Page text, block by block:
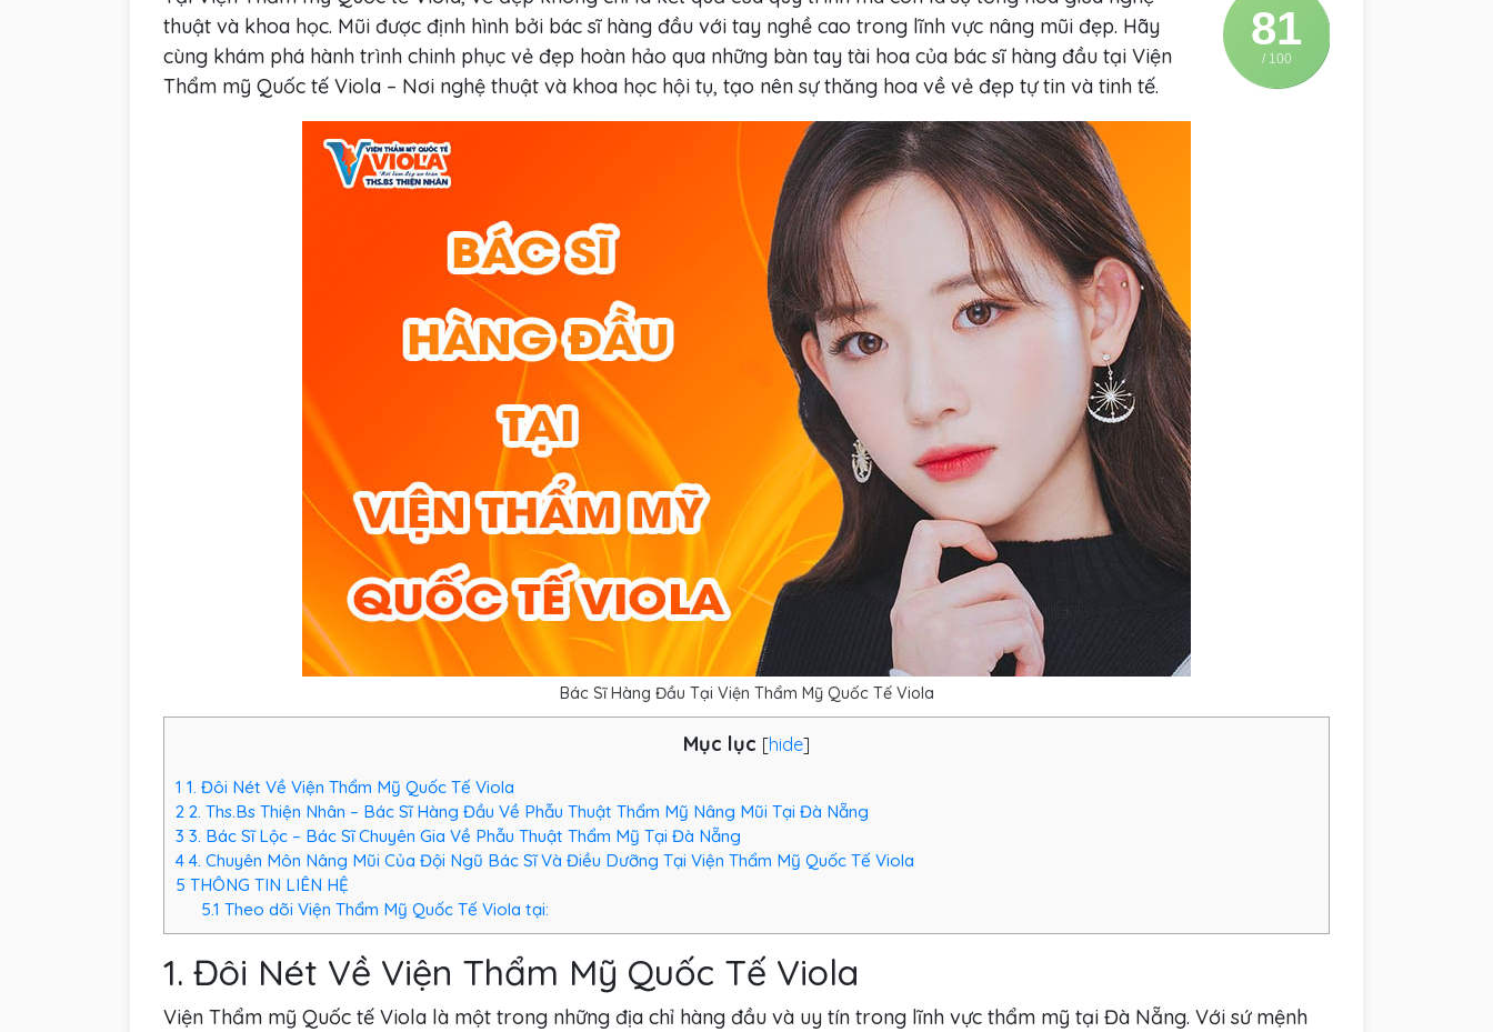
81
/ 100
thuật và khoa học. Mũi được định hình bởi bác sĩ hàng đầu với tay nghề cao trong lĩnh vực nâng mũi đẹp. Hãy
cùng khám phá hành trình chinh phục vẻ đẹp hoàn hảo qua những bàn tay tài hoa của bác sĩ hàng đầu tại Viện
Thẩm mỹ Quốc tế Viola – Nơi nghệ thuật và khoa học hội tụ, tạo nên sự thăng hoa về vẻ đẹp tự tin và tinh tế.
Bác Sĩ Hàng Đầu Tại Viện Thẩm Mỹ Quốc Tế Viola
Mục lục [hide]
1 1. Đôi Nét Về Viện Thẩm Mỹ Quốc Tế Viola
2 2. Ths.Bs Thiện Nhân – Bác Sĩ Hàng Đầu Về Phẫu Thuật Thẩm Mỹ Nâng Mũi Tại Đà Nẵng
3 3. Bác Sĩ Lộc – Bác Sĩ Chuyên Gia Về Phẫu Thuật Thẩm Mỹ Tại Đà Nẵng
4 4. Chuyên Môn Nâng Mũi Của Đội Ngũ Bác Sĩ Và Điều Dưỡng Tại Viện Thẩm Mỹ Quốc Tế Viola
5 THÔNG TIN LIÊN HỆ
5.1 Theo dõi Viện Thẩm Mỹ Quốc Tế Viola tại:
1. Đôi Nét Về Viện Thẩm Mỹ Quốc Tế Viola
Viện Thẩm mỹ Quốc tế Viola là một trong những địa chỉ hàng đầu và uy tín trong lĩnh vực thẩm mỹ tại Đà Nẵng. Với sứ mệnh